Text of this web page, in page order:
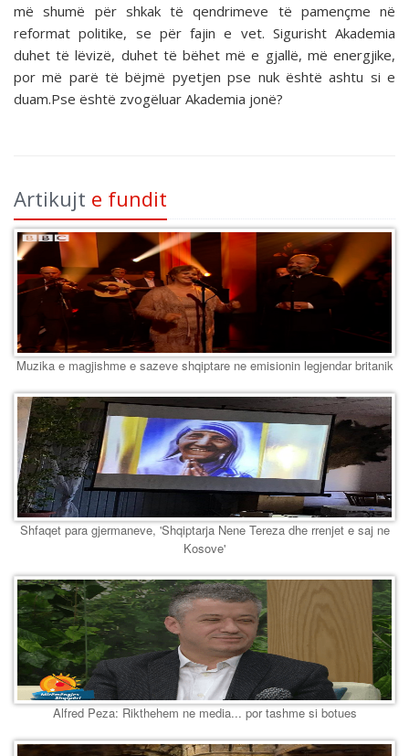
më shumë për shkak të qendrimeve të pamençme në
reformat politike, se për fajin e vet. Sigurisht Akademia
duhet të lëvizë, duhet të bëhet më e gjallë, më energjike,
por më parë të bëjmë pyetjen pse nuk është ashtu si e
duam.Pse është zvogëluar Akademia jonë?
Artikujt e fundit
Muzika e magjishme e sazeve shqiptare ne emisionin legjendar britanik
Shfaqet para gjermaneve, 'Shqiptarja Nene Tereza dhe rrenjet e saj ne
Kosove'
Alfred Peza: Rikthehem ne media... por tashme si botues